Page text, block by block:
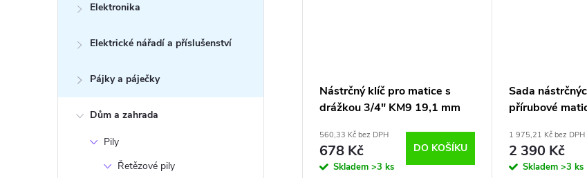
Elektronika
Elektrické nářadí a příslušenství
Pájky a páječky
Dům a zahrada
Pily
Řetězové pily
Nástrčný klíč pro matice s
drážkou 3/4" KM9 19,1 mm
560,33 Kč bez DPH
678 Kč
Skladem >3 ks
DO KOŠÍKU
Sada
přírubové
CrV 1/2" a 3/
MGS2267
1 975,21 Kč bez DPH
2 390 Kč
Skladem>3 ks